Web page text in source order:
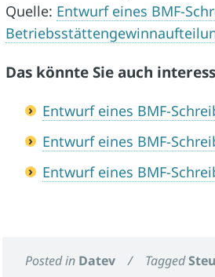
Quelle: Entwurf eines BMF-
Das könnte Sie auch
Entwurf eines BMF-
Entwurf eines BMF-
Entwurf eines BMF-
Posted in Datev / Tagged